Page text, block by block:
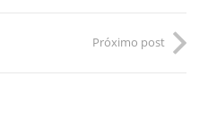
Próximo post